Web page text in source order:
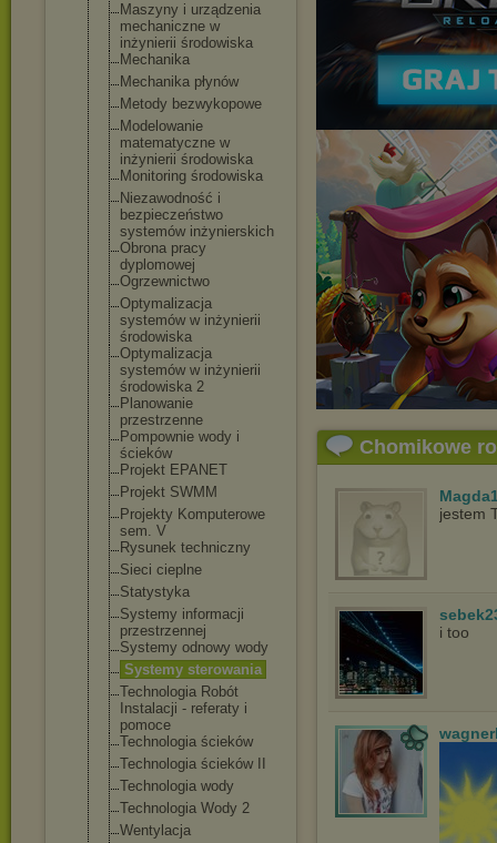
Maszyny i urządzenia
mechaniczne w
inżynierii środowiska
Mechanika
Mechanika płynów
Metody bezwykopowe
Modelowanie
matematyczne w
inżynierii środowiska
Monitoring środowiska
Niezawodność i
bezpieczeństwo
systemów inżynierskich
Obrona pracy
dyplomowej
Ogrzewnictwo
Optymalizacja
systemów w inżynierii
środowiska
Optymalizacja
systemów w inżynierii
środowiska 2
Planowanie
przestrzenne
Pompownie wody i
ścieków
Projekt EPANET
Projekt SWMM
Projekty Komputerowe
sem. V
Rysunek techniczny
Sieci cieplne
Statystyka
Systemy informacji
przestrzennej
Systemy odnowy wody
Systemy sterowania
Technologia Robót
Instalacji - referaty i
pomoce
Technologia ścieków
Technologia ścieków II
Technologia wody
Technologia Wody 2
Wentylacja
Chomikowe
jestem
i too